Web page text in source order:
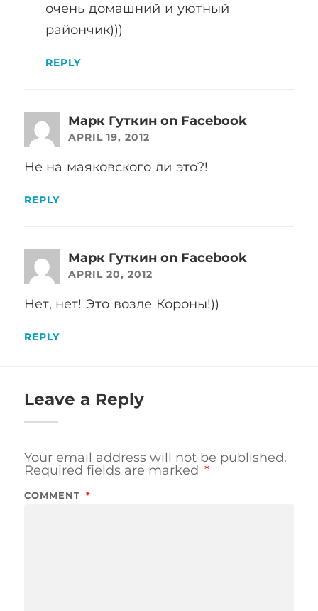
очень домашний и уютный
райончик)))
REPLY
Марк Гуткин on Facebook
APRIL 19, 2012
Не на маяковского ли это?!
REPLY
Марк Гуткин on Facebook
APRIL 20, 2012
Нет, нет! Это возле Короны!))
REPLY
Leave a Reply
Your email address will not be published.
Required fields are marked *
COMMENT *